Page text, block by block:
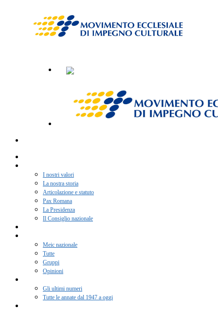
I nostri valori
La nostra storia
Articolazione e statuto
Pax Romana
La Presidenza
Il Consiglio nazionale
Meic nazionale
Tutte
Gruppi
Opinioni
Gli ultimi numeri
Tutte le annate dal 1947 a oggi